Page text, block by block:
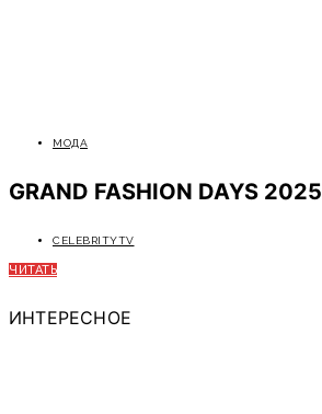
МОДА
GRAND FASHION DAYS 2025
CELEBRITYTV
ЧИТАТЬ
ИНТЕРЕСНОЕ